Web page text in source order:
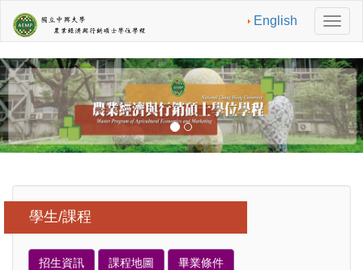
English
切
換
導
航
學生/課程
招生資訊 課程地圖 畢業條件